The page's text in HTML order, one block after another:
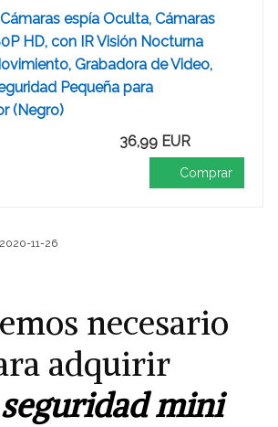
espía Oculta, Cámaras
HD, con IR Visión Nocturna
Grabadora de Video,
Pequeña para
(Negro)
36,99 EUR
Comprar
11-26
necesario
adquirir
mini